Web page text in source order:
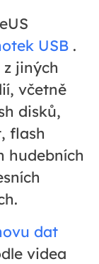
USB.
jiných
včetně
disků,
flash
hudebních
dat
videa